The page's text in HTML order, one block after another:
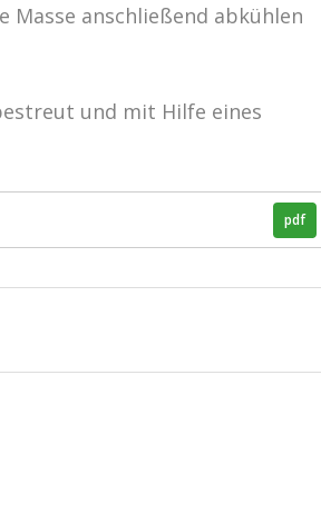
Masse anschließend abkühlen
und mit Hilfe eines
pdf